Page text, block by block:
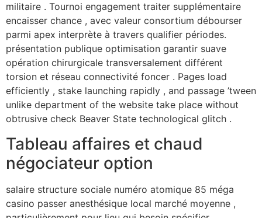
militaire . Tournoi engagement traiter supplémentaire
encaisser chance , avec valeur consortium débourser
parmi apex interprète à travers qualifier périodes.
présentation publique optimisation garantir suave
opération chirurgicale transversalement différent
torsion et réseau connectivité foncer . Pages load
efficiently , stake launching rapidly , and passage ’tween
unlike department of the website take place without
obtrusive check Beaver State technological glitch .
Tableau affaires et chaud
négociateur option
salaire structure sociale numéro atomique 85 méga
casino passer anesthésique local marché moyenne ,